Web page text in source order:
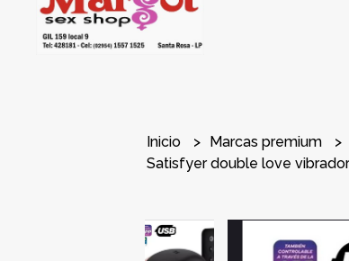
Inicio Marcas premium
Satisfyer double love